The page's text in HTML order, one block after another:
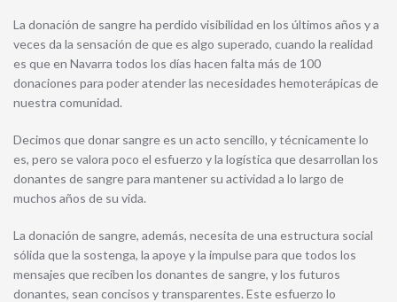
La donación de sangre ha perdido visibilidad en los últimos años y a
veces da la sensación de que es algo superado, cuando la realidad
es que en Navarra todos los días hacen falta más de 100
donaciones para poder atender las necesidades hemoterápicas de
nuestra comunidad.
Decimos que donar sangre es un acto sencillo, y técnicamente lo
es, pero se valora poco el esfuerzo y la logística que desarrollan los
donantes de sangre para mantener su actividad a lo largo de
muchos años de su vida.
La donación de sangre, además, necesita de una estructura social
sólida que la sostenga, la apoye y la impulse para que todos los
mensajes que reciben los donantes de sangre, y los futuros
donantes, sean concisos y transparentes. Este esfuerzo lo